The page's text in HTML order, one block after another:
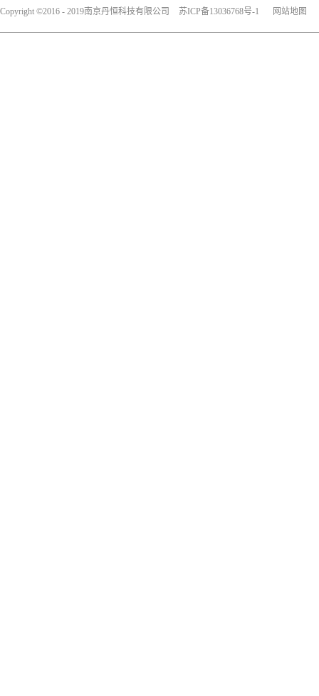
Copyright ©2016 - 2019南京丹恒科技有限公司 苏ICP备13036768号-1 网站地图